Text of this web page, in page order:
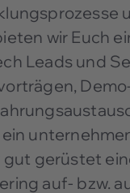
wir Euch
Leads und
gut gerüstet
auf- bzw.